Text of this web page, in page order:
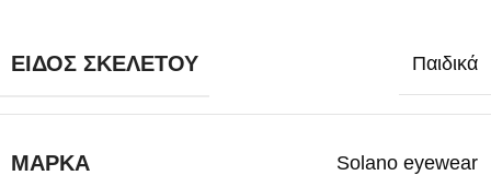
ΕΊΔΟΣ ΣΚΕΛΕΤΟΎ Παιδικά
ΜΆΡΚΑ Solano eyewear